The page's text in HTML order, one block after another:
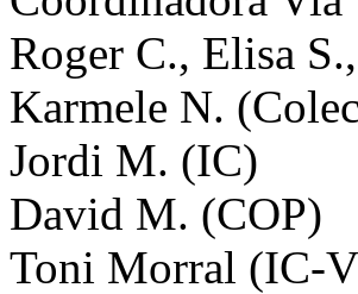
Roger C., Elisa
Karmele N.
Jordi M. (IC)
David M. (COP)
Toni Morral (IC-